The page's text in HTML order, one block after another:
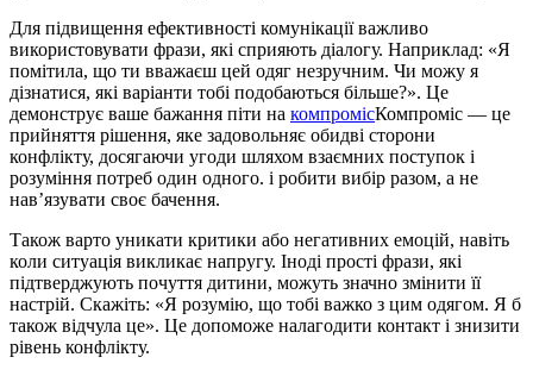
Для підвищення ефективності комунікації важливо
використовувати фрази, які сприяють діалогу. Наприклад: «Я
помітила, що ти вважаєш цей одяг незручним. Чи можу я
дізнатися, які варіанти тобі подобаються більше?». Це
демонструє ваше бажання піти на компромісКомпроміс — це
прийняття рішення, яке задовольняє обидві сторони
конфлікту, досягаючи угоди шляхом взаємних поступок і
розуміння потреб один одного. і робити вибір разом, а не
нав’язувати своє бачення.
Також варто уникати критики або негативних емоцій, навіть
коли ситуація викликає напругу. Іноді прості фрази, які
підтверджують почуття дитини, можуть значно змінити її
настрій. Скажіть: «Я розумію, що тобі важко з цим одягом. Я б
також відчула це». Це допоможе налагодити контакт і знизити
рівень конфлікту.